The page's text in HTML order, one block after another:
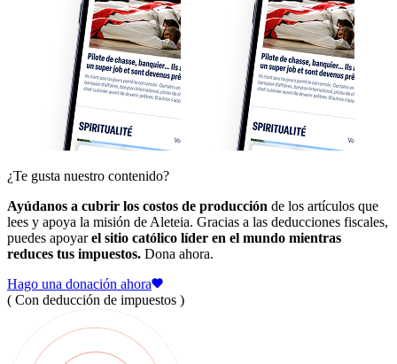
¿Te gusta nuestro contenido?
Ayúdanos a cubrir los costos de producción de los artículos que
lees y apoya la misión de Aleteia. Gracias a las deducciones fiscales,
puedes apoyarel sitio católico líder en el mundo mientras
reduces tus impuestos. Dona ahora.
Hago una donación ahora
( Con deducción de impuestos )